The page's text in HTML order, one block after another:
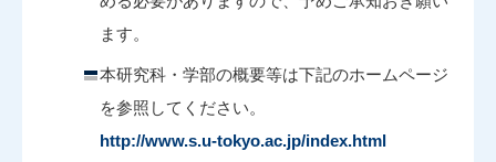
ます。
本研究科・学部の概要等は下記のホームページ
を参照してください。
http://www.s.u-tokyo.ac.jp/index.html